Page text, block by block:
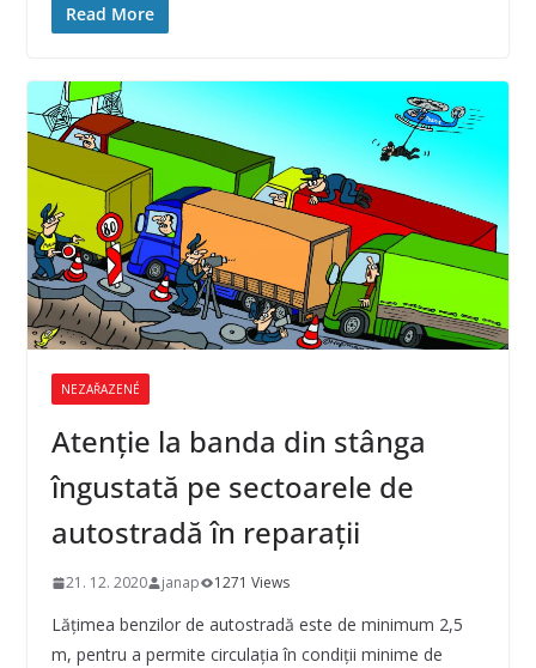
Read More
NEZAŘAZENÉ
Atenţie la banda din stânga
îngustată pe sectoarele de
autostradă în reparaţii
21. 12. 2020 janap 1271 Views
Lăţimea benzilor de autostradă este de minimum 2,5
m, pentru a permite circulaţia în condiţii minime de